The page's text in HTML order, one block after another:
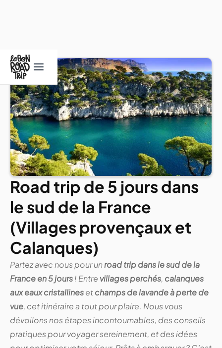
Road trip de 5 jours dans
le sud de la France
(Villages provençaux et
Calanques)
Partez avec nous pour unroad trip dans le sud de la
France en 5 jours! Entre villages perchés, calanques
aux eaux cristallinesetchamps de lavande à perte de
vue, cet itinéraire a tout pour plaire. Nous vous
dévoilons nos étapes incontournables, des conseils
pratiques pour voyager sereinement, et des idées